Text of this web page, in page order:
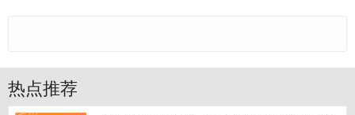
热点推荐